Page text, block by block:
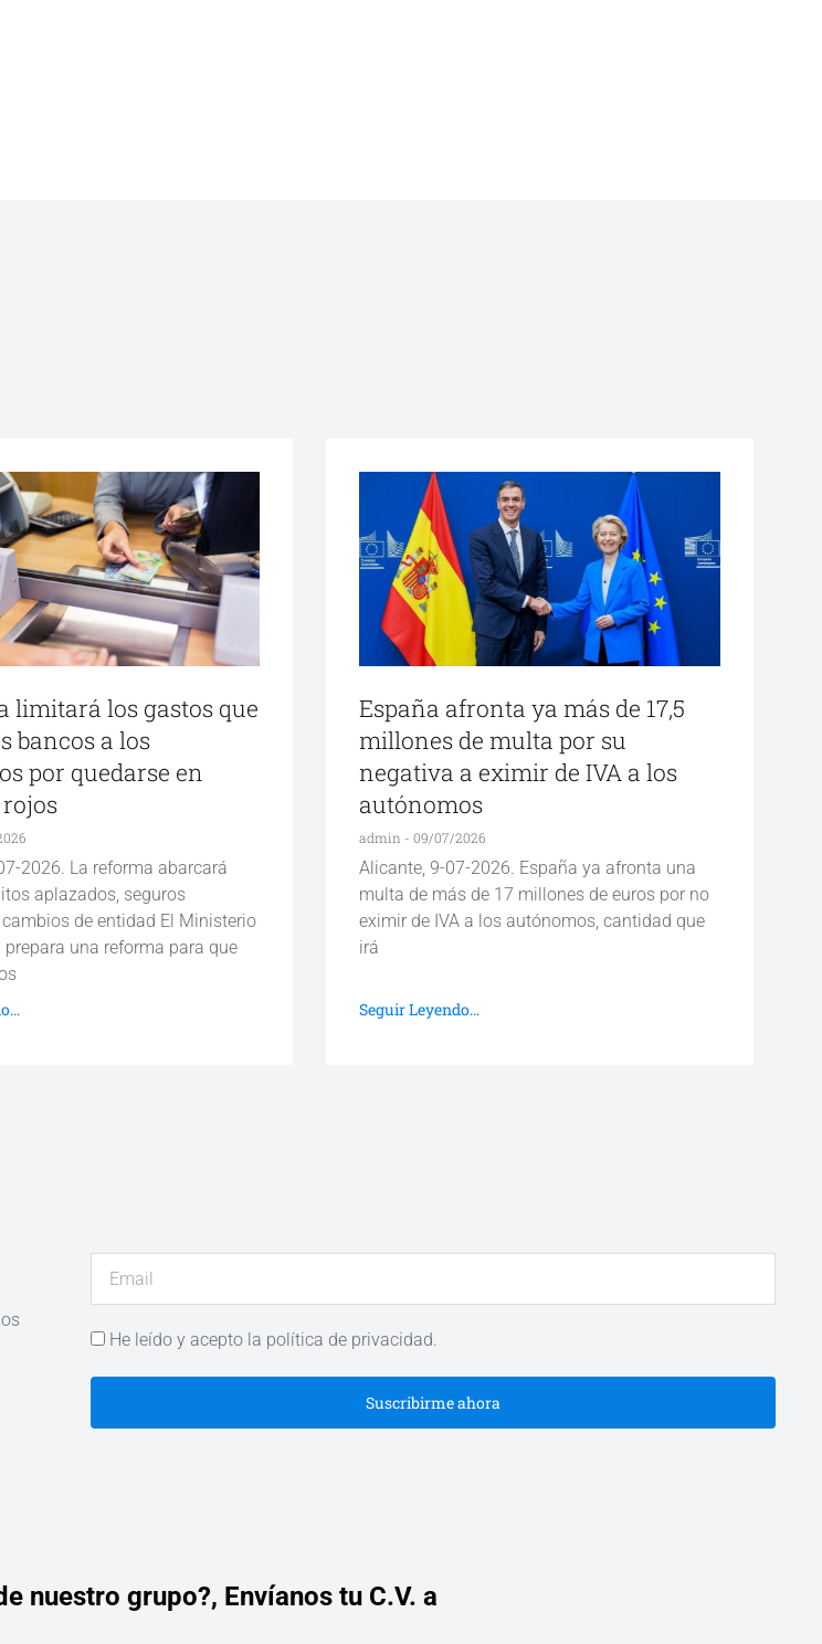
limitará los gastos que
bancos a los
por quedarse en
2026. La reforma abarcará
aplazados, seguros
de entidad El Ministerio
prepara una reforma para que
España afronta ya más de 17,5
millones de multa por su
negativa a eximir de IVA a los
autónomos
admin 09/07/2026
Alicante, 9-07-2026. España ya afronta una
multa de más de 17 millones de euros por no
eximir de IVA a los autónomos, cantidad que
irá
Seguir Leyendo...
He leído y acepto la política de privacidad.
Suscribirme ahora
nuestro grupo?, Envíanos tu C.V. a